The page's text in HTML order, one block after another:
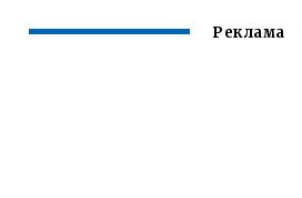
Реклама